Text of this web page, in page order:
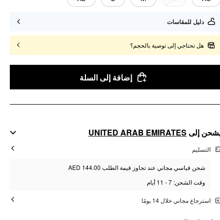
دليل للمقاسات
هل تحتاجي إلى توصية بالحجم؟
إضافة إلى السلة
إلى UNITED ARAB EMIRATES
التسليم
شحن قياسي مجاني عند تجاوز قيمة الطلب AED 144.00
وقت الشحن: 7 - 11 أيام
استرجاع مجاني خلال 14 يومًا